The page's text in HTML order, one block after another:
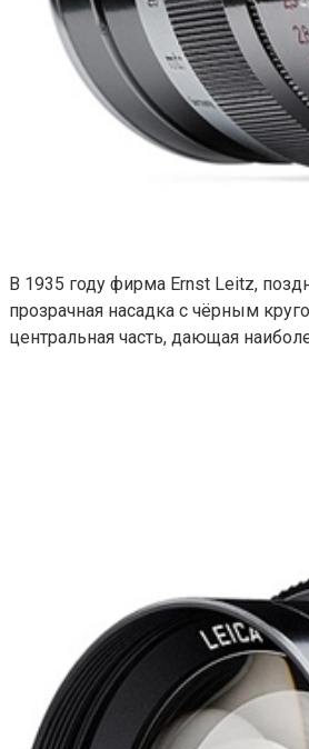
В 1935 году фирма Ernst Leitz,
прозрачная насадка с чёрным
центральная часть, дающая